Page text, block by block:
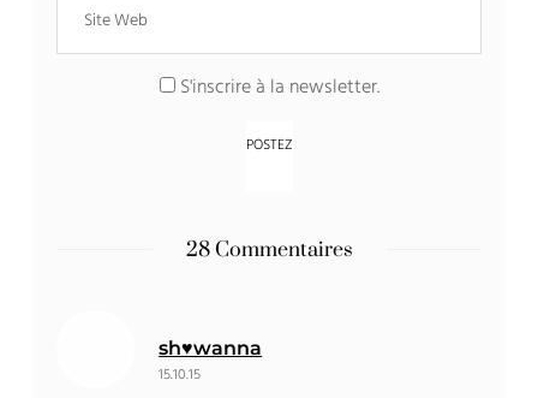
S'inscrire à la newsletter.
28 Commentaires
sh♥wanna
15.10.15